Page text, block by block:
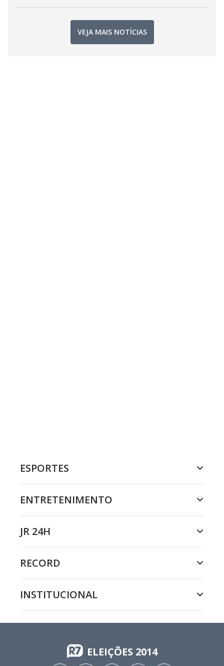
VEJA MAIS NOTÍCIAS
ESPORTES
ENTRETENIMENTO
JR 24H
RECORD
INSTITUCIONAL
ELEIÇÕES 2014